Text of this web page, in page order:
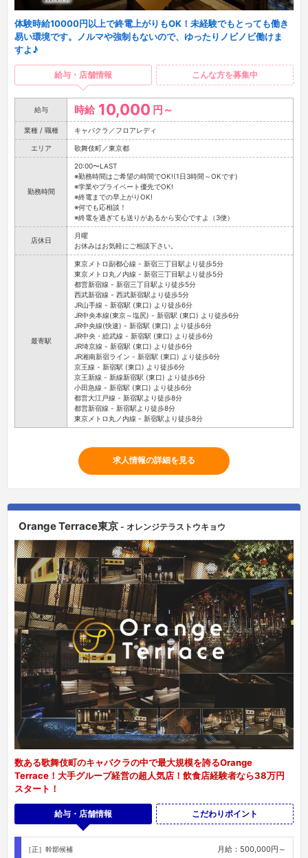
体験時給10000円以上で終電上がりもOK！未経験でもとっても働き
易い環境です。ノルマや強制もないので、ゆったりノビノビ働けま
すよ♪
給与・店舗情報 こんな方を募集中
給与 時給 10,000 円～
業種 / 職種 キャバクラ／フロアレディ
エリア 歌舞伎町／東京都
勤務時間
20:00〜LAST
※勤務時間はご希望の時間でOK!(1日3時間～OKです)
※学業やプライベート優先でOK!
※終電までの早上がりOK!
※何でも応相談！
※終電を過ぎても送りがあるから安心ですよ（3便）
店休日
月曜
お休みはお気軽にご相談下さい。
最寄駅
東京メトロ副都心線 - 新宿三丁目駅より徒歩5分
東京メトロ丸ノ内線 - 新宿三丁目駅より徒歩5分
都営新宿線 - 新宿三丁目駅より徒歩5分
西武新宿線 - 西武新宿駅より徒歩5分
JR山手線 - 新宿駅 (東口) より徒歩6分
JR中央本線(東京～塩尻) - 新宿駅 (東口) より徒歩6分
JR中央線(快速) - 新宿駅 (東口) より徒歩6分
JR中央・総武線 - 新宿駅 (東口) より徒歩6分
JR埼京線 - 新宿駅 (東口) より徒歩6分
JR湘南新宿ライン - 新宿駅 (東口) より徒歩6分
京王線 - 新宿駅 (東口) より徒歩6分
京王新線 - 新線新宿駅 (東口) より徒歩6分
小田急線 - 新宿駅 (東口) より徒歩6分
都営大江戸線 - 新宿駅より徒歩8分
都営新宿線 - 新宿駅より徒歩8分
東京メトロ丸ノ内線 - 新宿駅より徒歩8分
求人情報の詳細を見る
Orange Terrace東京 - オレンジテラストウキョウ
数ある歌舞伎町のキャバクラの中で最大規模を誇るOrange
Terrace！大手グループ経営の超人気店！飲食店経験者なら38万円
スタート！
給与・店舗情報 こだわりポイント
［正］幹部候補 月給：500,000円～